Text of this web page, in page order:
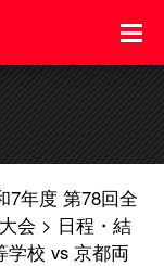
7年度 第78回全
会
日程・結
学校 vs 京都両